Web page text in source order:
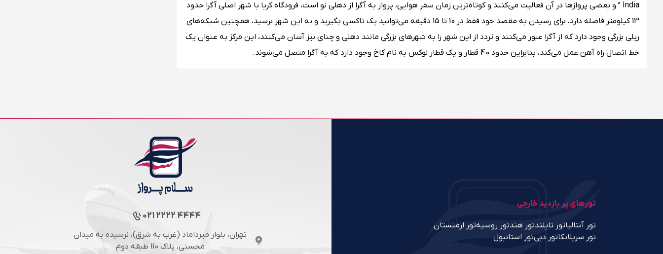
India ” و بعضی پروازها در آن فعالیت می‌کنند و کوتاه‌ترین زمان سفر هوایی، پرواز به آگرا از دهلی نو است، فرودگاه کریا با شهر اصلی آگرا حدود
13 کیلومتر فاصله دارد، برای رسیدن به مقصد خود فقط در 10 تا 15 دقیقه می‌توانید یک تاکسی بگیرید و به این شهر برسید، همچنین شبکه‌های
ریلی بزرگی وجود دارد که از آگرا عبور می‌کنند و تردد از این شهر را به شهرهای بزرگی مانند دهلی و چنای نیز آسان می‌کنند، این مرکز به عنوان یک
خط اتصال راه آهن عمل می‌کند، بنابراین حدود 40 قطار و یک قطار لوکس به نام کاخ وجود دارد که به آگرا متصل می‌شوند.
تورهای پر بازدید خارجی
تور آنتالیاتور تایلندتور هندتور روسیهتور ارمنستان
تور سریلانکاتور دبیتور استانبول
021 2222 4444
تهران، بلوار میرداماد (غرب به شرق)، نرسیده به میدان
محسنی، پلاک 110 طبقه دوم